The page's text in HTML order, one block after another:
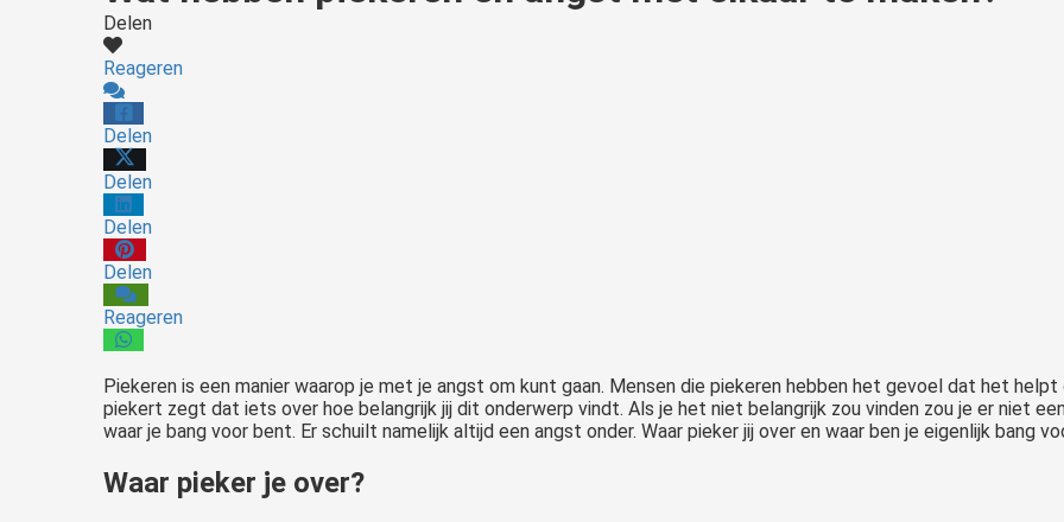
Delen
Reageren
Delen
Delen
Delen
Delen
Reageren
Piekeren is een manier waarop je met je angst om kunt gaan. Mensen die piekeren hebben het gevoel dat het
piekert zegt dat iets over hoe belangrijk jij dit onderwerp vindt. Als je het niet belangrijk zou vinden zou je er niet
waar je bang voor bent. Er schuilt namelijk altijd een angst onder. Waar pieker jij over en waar ben je eigenlijk bang
Waar pieker je over?